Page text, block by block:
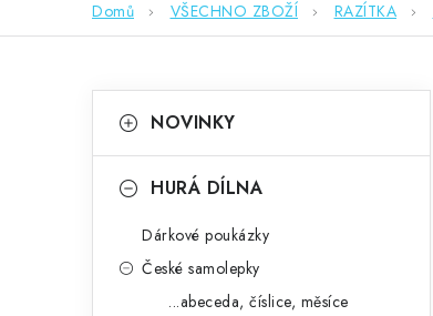
Domů VŠECHNO ZBOŽÍ RAZÍTKA
okategorie
a
NOVINKY
HURÁ DÍLNA
Dárkové poukázky
České samolepky
...abeceda, číslice, měsíce